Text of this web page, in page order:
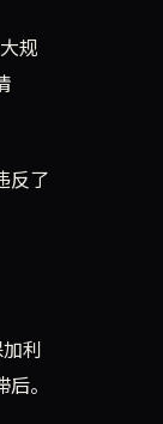
规
反了
利
。